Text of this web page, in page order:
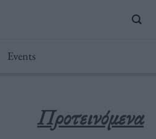
Events
Προτεινόμενα